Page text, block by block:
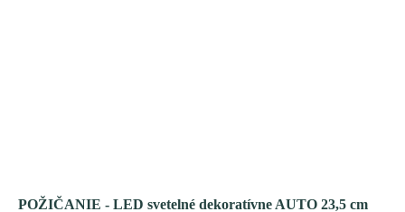
POŽIČANIE - LED svetelné dekoratívne AUTO 23,5 cm